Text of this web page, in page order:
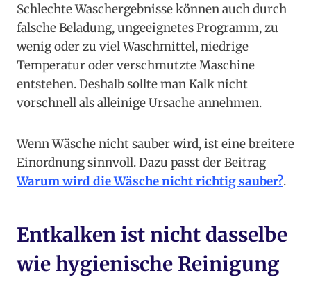
Schlechte Waschergebnisse können auch durch
falsche Beladung, ungeeignetes Programm, zu
wenig oder zu viel Waschmittel, niedrige
Temperatur oder verschmutzte Maschine
entstehen. Deshalb sollte man Kalk nicht
vorschnell als alleinige Ursache annehmen.
Wenn Wäsche nicht sauber wird, ist eine breitere
Einordnung sinnvoll. Dazu passt der Beitrag
Warum wird die Wäsche nicht richtig sauber?.
Entkalken ist nicht dasselbe
wie hygienische Reinigung